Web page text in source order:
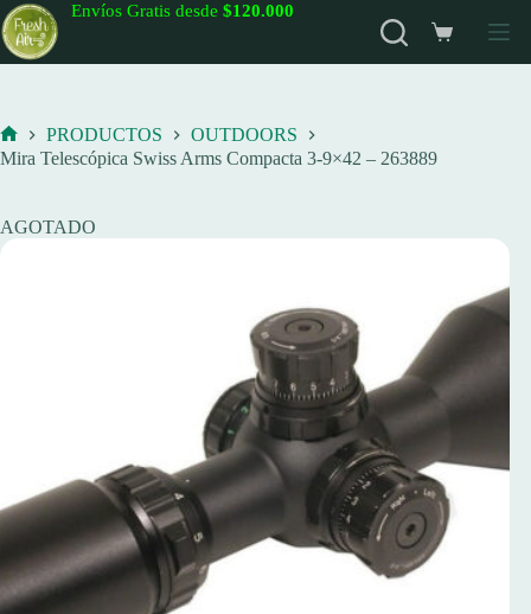
Saltar
al
contenido
Envíos Gratis desde $120.000
Carro
de
Inicio
PRODUCTOS
OUTDOORS
Mira Telescópica Swiss Arms Compacta 3-9×42 – 263889
AGOTADO